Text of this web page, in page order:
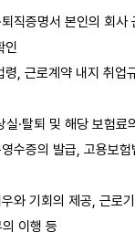
직증명서 본인의 회
인
, 근로계약 내지 취업
·탈퇴 및 해당 보험료
수증의 발급, 고용보
와 기회의 제공, 근로
이행 등